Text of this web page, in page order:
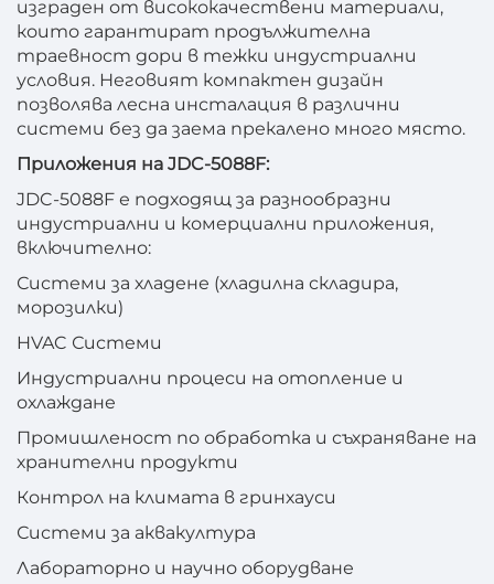
изграден от висококачествени материали,
които гарантират продължителна
траевност дори в тежки индустриални
условия. Неговият компактен дизайн
позволява лесна инсталация в различни
системи без да заема прекалено много място.
Приложения на JDC-5088F:
JDC-5088F е подходящ за разнообразни
индустриални и комерциални приложения,
включително:
Системи за хладене (хладилна складира,
морозилки)
HVAC Системи
Индустриални процеси на отопление и
охлаждане
Промишленост по обработка и съхраняване на
хранителни продукти
Контрол на климата в гринхауси
Системи за аквакултура
Лабораторно и научно оборудване